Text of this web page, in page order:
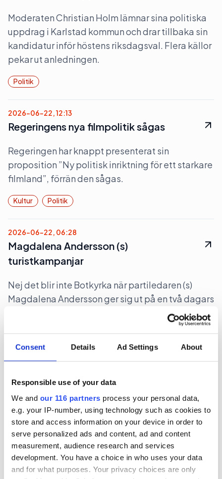
Consent Details Ad Settings About
Responsible use of your data
We and our 116 partners process your personal data,
e.g. your IP-number, using technology such as cookies to
store and access information on your device in order to
serve personalized ads and content, ad and content
measurement, audience research and services
development. You have a choice in who uses your data
and for what purposes. Your privacy choices are only
Moderaten Christian Holm lämnar sina politiska
uppdrag i Karlstad kommun och drar tillbaka sin
kandidatur inför höstens riksdagsval. Flera källor
pekar ut anledningen.
Politik
2026-06-22, 12:13
Regeringens nya filmpolitik sågas
Regeringen har knappt presenterat sin
proposition ”Ny politisk inriktning för ett starkare
filmland”, förrän den sågas.
Kultur Politik
2026-06-22, 06:28
Magdalena Andersson (s)
turistkampanjar
Nej det blir inte Botkyrka när partiledaren (s)
Magdalena Andersson ger sig ut på en två dagars
valturné i Sverige. Dock blir det flera klassiska
Politik Val 2026
2026-06-16, 07:48
Gruvbolag och branschorganisation
halvjublar över skrotat uran-veto
Gruvindustrins branschorganisation pratar om
”ett steg framåt och två bakåt” när det gäller
riksdagens beslut att likställa
tillståndsprövningen av brytning av uran med